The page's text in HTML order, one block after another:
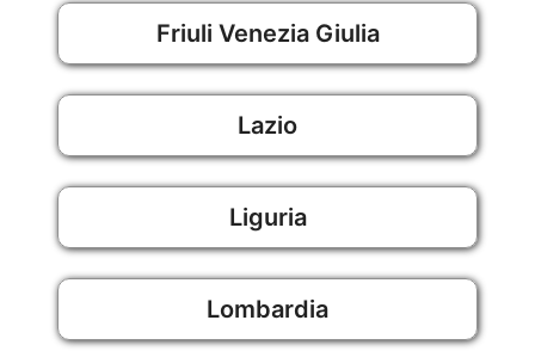
Friuli Venezia Giulia
Lazio
Liguria
Lombardia